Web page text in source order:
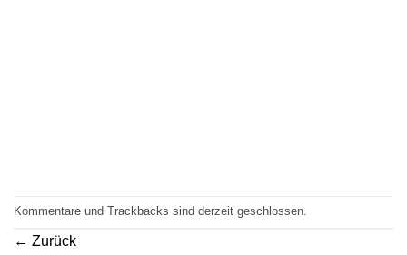
Kommentare und Trackbacks sind derzeit geschlossen.
← Zurück